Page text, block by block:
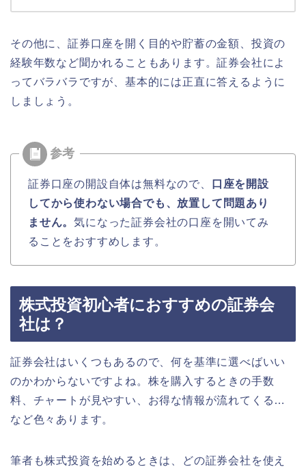
その他に、証券口座を開く目的や貯蓄の金額、投資の
経験年数など聞かれることもあります。証券会社によ
ってバラバラですが、基本的には正直に答えるように
しましょう。
証券口座の開設自体は無料なので、
口座を開設
してから使わない場合でも、放置して問題あり
ません。気になった証券会社の口座を開いてみ
ることをおすすめします。
株式投資初心者におすすめの証券会
社は？
証券会社はいくつもあるので、何を基準に選べばいい
のかわからないですよね。株を購入するときの手数
料、チャートが見やすい、お得な情報が流れてくる…
など色々あります。
筆者も株式投資を始めるときは、どの証券会社を使え